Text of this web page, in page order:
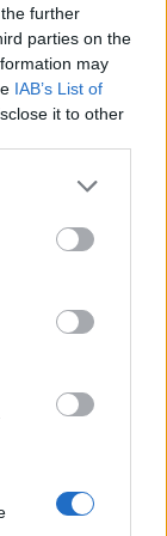
further
parties on the
may
IAB’s List of
it to other
umysłu?
Jakie ...
Tobie?